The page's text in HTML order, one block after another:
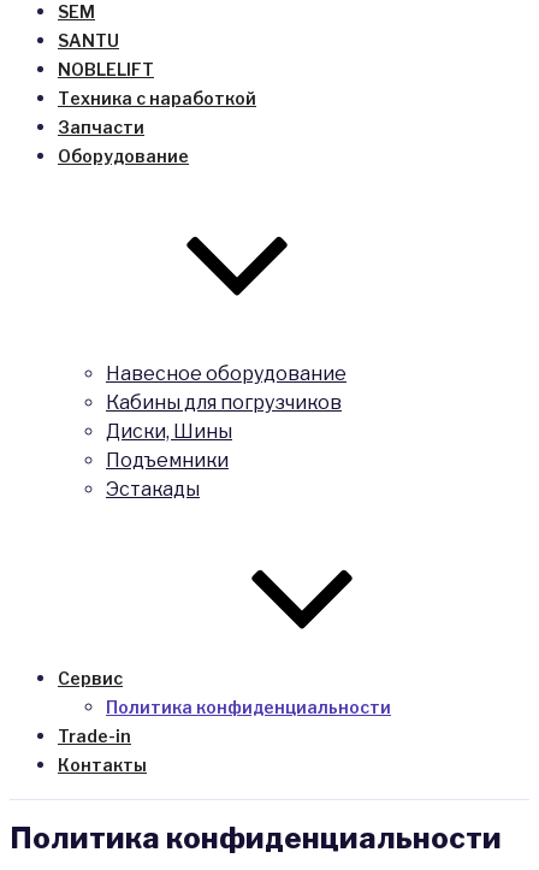
SEM
SANTU
NOBLELIFT
Техника с наработкой
Запчасти
Оборудование
Навесное оборудование
Кабины для погрузчиков
Диски, Шины
Подъемники
Эстакады
Сервис
Политика конфиденциальности
Trade-in
Контакты
Политика конфиденциальности